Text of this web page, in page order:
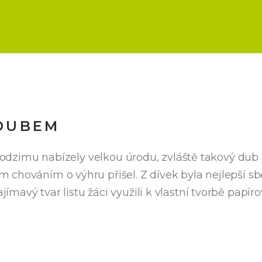
nabízely velkou úrodu, zvláště takový dub
chováním o výhru přišel. Z dívek byla nejlepší
tvar listu žáci využili k vlastní tvorbě